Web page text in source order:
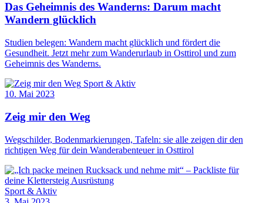
Das Geheimnis des Wanderns: Darum macht
Wandern glücklich
Studien belegen: Wandern macht glücklich und fördert die
Gesundheit. Jetzt mehr zum Wanderurlaub in Osttirol und zum
Geheimnis des Wanderns.
Sport & Aktiv
10. Mai 2023
Zeig mir den Weg
Wegschilder, Bodenmarkierungen, Tafeln: sie alle zeigen dir den
richtigen Weg für dein Wanderabenteuer in Osttirol
Sport & Aktiv